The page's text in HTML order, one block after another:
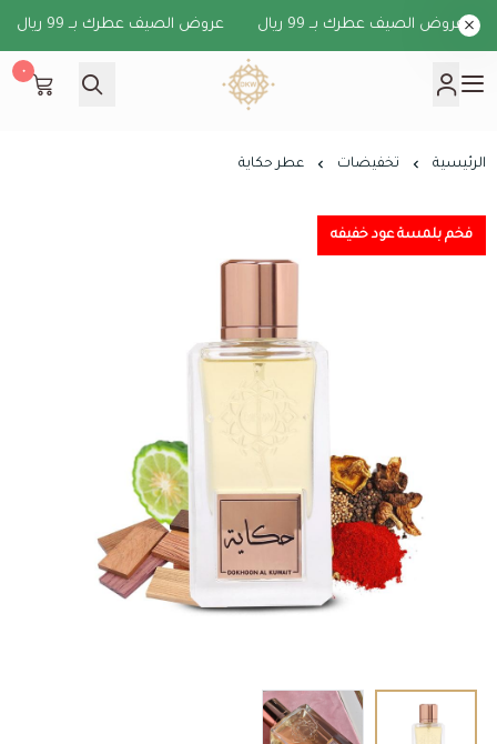
عروض الصيف عطرك بــ 99 ريال عروض الصيف عطرك بــ 99 ريال
دخون الكويت
٠
الرئيسية تخفيضات عطر حكاية
فخم بلمسة عود خفيفه